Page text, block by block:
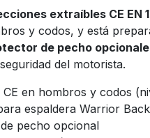
extraíbles CE EN
y codos, y está
de pecho
del motorista.
en hombros y codos
espaldera Warrior
pecho opcional